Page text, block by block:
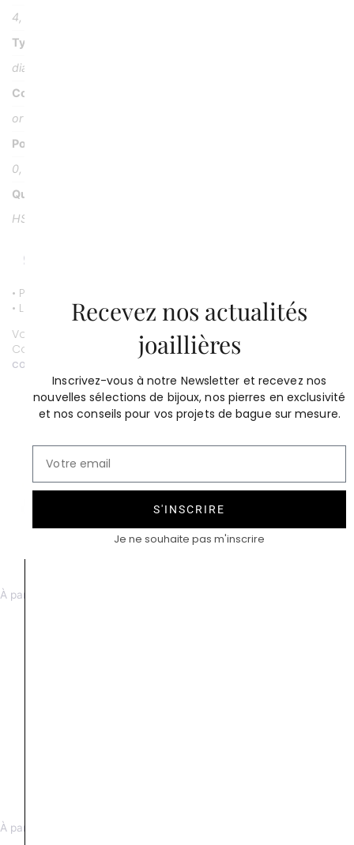
4, 10 g environ
Type Pierre
diamants
Couleur
or gris 18K palladié
Poids Pierre
0, 21 carat
Qualité
HSI
• Paiement par CB entièrement sécurisé.
• Livraison gratuite.
Vous souhaitez personnaliser ce bijou ?
Contactez-nous au
01 53 81 69 08
contact@compagniedesgemmes.com
À partir de 2500 €
À partir de 1500 €
Recevez nos actualités
joaillières
Inscrivez-vous à notre Newsletter et recevez nos
nouvelles sélections de bijoux, nos pierres en exclusivité
et nos conseils pour vos projets de bague sur mesure.
S'INSCRIRE
Je ne souhaite pas m'inscrire